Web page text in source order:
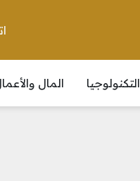
التكنولوجيا المال